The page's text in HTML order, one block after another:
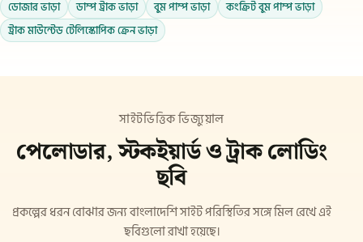
ডোজার ভাড়া ডাম্প ট্রাক ভাড়া বুম পাম্প ভাড়া
কংক্রিট বুম পাম্প ভাড়া
ট্রাক মাউন্টেড টেলিস্কোপিক ক্রেন ভাড়া
সাইটভিত্তিক ভিজ্যুয়াল
পেলোডার, স্টকইয়ার্ড ও ট্রাক লোডিং
ছবি
প্রকল্পের ধরন বোঝার জন্য বাংলাদেশি সাইট পরিস্থিতির সঙ্গে মিল রেখে এই
ছবিগুলো রাখা হয়েছে।